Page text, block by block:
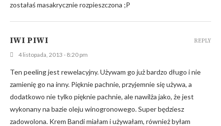
zostałaś masakrycznie rozpieszczona ;P
IWI PIWI
4 listopada, 2013 - 8:20 pm
Ten peeling jest rewelacyjny. Używam go już bardzo długo i nie
zamienię go na inny. Pięknie pachnie, przyjemnie się używa, a
dodatkowo nie tylko pięknie pachnie, ale nawilża jako, że jest
wykonany na bazie oleju winogronowego. Super będziesz
zadowolona. Krem Bandi miałam i używałam, również byłam
REPLY